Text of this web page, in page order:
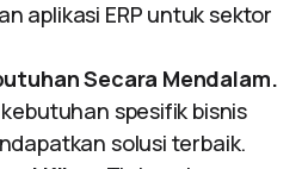
aplikasi ERP untuk sektor
Secara Mendalam.
spesifik bisnis
solusi terbaik.